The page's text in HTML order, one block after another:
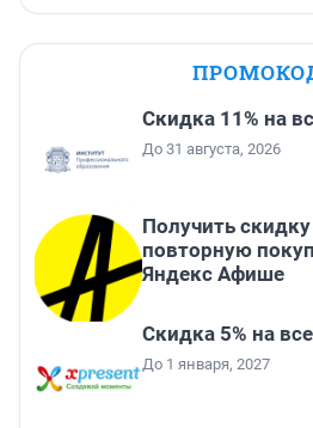
Скидка 11% на
До 31 августа, 2026
Получить
повторную
Яндекс Афише
Скидка 5% на
До 1 января, 2027